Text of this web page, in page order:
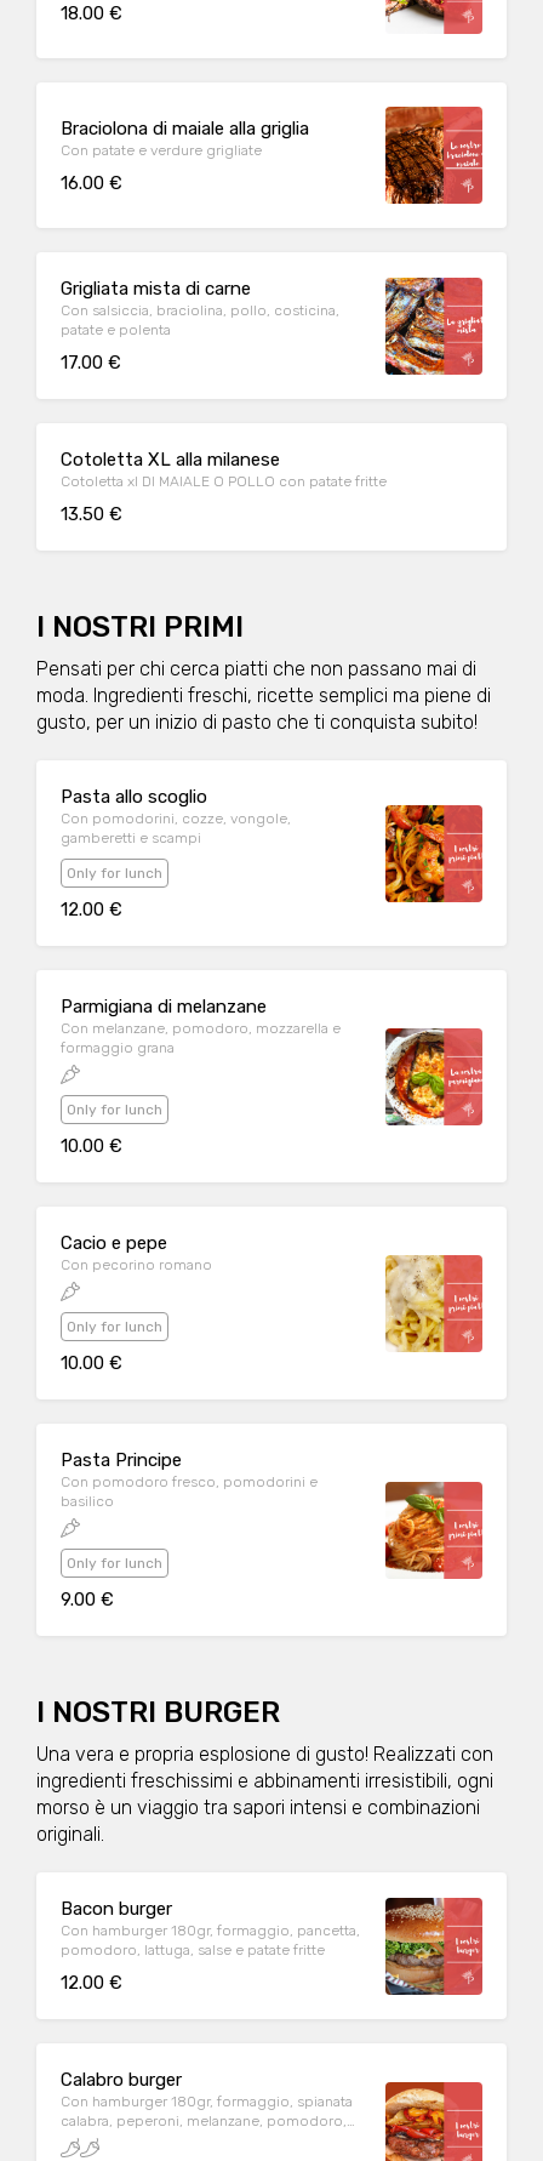
18.00 €
Braciolona di maiale alla griglia
Con patate e verdure grigliate
16.00 €
Grigliata mista di carne
Con salsiccia, braciolina, pollo, costicina,
patate e polenta
17.00 €
Cotoletta XL alla milanese
Cotoletta xl DI MAIALE O POLLO con patate fritte
13.50 €
I NOSTRI PRIMI
Pensati per chi cerca piatti che non passano mai di
moda. Ingredienti freschi, ricette semplici ma piene di
gusto, per un inizio di pasto che ti conquista subito!
Pasta allo scoglio
Con pomodorini, cozze, vongole,
gamberetti e scampi
Only for lunch
12.00 €
Parmigiana di melanzane
Con melanzane, pomodoro, mozzarella e
formaggio grana
Only for lunch
10.00 €
Cacio e pepe
Con pecorino romano
Only for lunch
10.00 €
Pasta Principe
Con pomodoro fresco, pomodorini e
basilico
Only for lunch
9.00 €
I NOSTRI BURGER
Una vera e propria esplosione di gusto! Realizzati con
ingredienti freschissimi e abbinamenti irresistibili, ogni
morso è un viaggio tra sapori intensi e combinazioni
originali.
Bacon burger
Con hamburger 180gr, formaggio, pancetta,
pomodoro, lattuga, salse e patate fritte
12.00 €
Calabro burger
Con hamburger 180gr, formaggio, spianata
calabra, peperoni, melanzane, pomodoro,
lattuga, salse e patate fritte